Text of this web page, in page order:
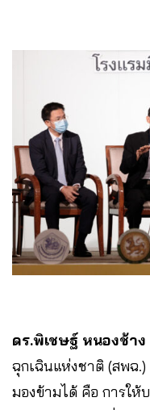
ดร.พิเชษฐ์ หนองช้าง
ฉุกเฉินแห่งชาติ (สพฉ.)
มองข้ามได้ คือ การให้